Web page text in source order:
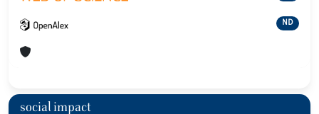
ND
social impact